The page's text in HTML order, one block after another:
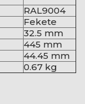
RAL9004
Fekete
32.5 mm
445 mm
44.45 mm
0.67 kg